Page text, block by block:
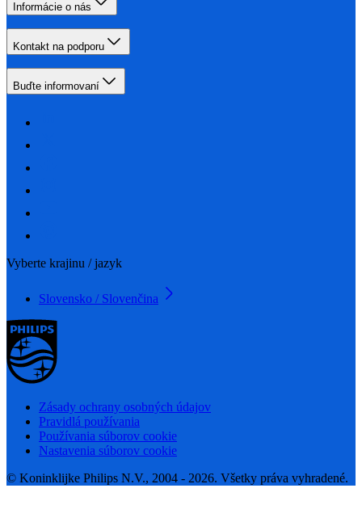
Informácie o nás
Kontakt na podporu
Buďte informovaní
Vyberte krajinu / jazyk
Slovensko / Slovenčina
Zásady ochrany osobných údajov
Pravidlá používania
Používania súborov cookie
Nastavenia súborov cookie
© Koninklijke Philips N.V., 2004 - 2026. Všetky práva vyhradené.